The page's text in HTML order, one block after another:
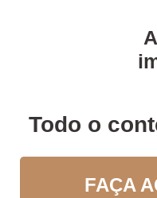
Todo o
FAÇA